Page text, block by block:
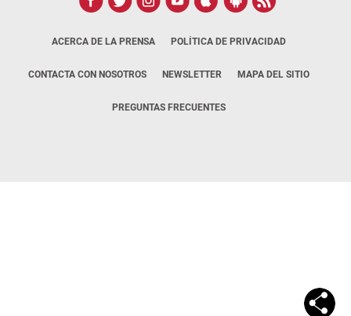
ACERCA DE LA PRENSA POLÍTICA DE PRIVACIDAD
CONTACTA CON NOSOTROS NEWSLETTER MAPA DEL SITIO
PREGUNTAS FRECUENTES